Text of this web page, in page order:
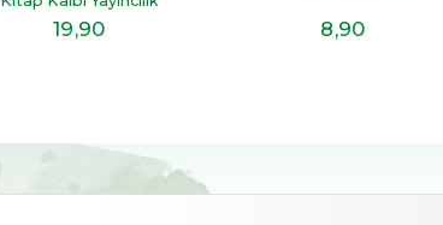
19,90 8,90